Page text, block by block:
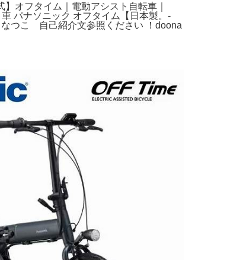
オフタイム｜電動アシスト自転車｜
パナソニック オフタイム【日本製。-
なつこ 自己紹介文参照ください ！doona